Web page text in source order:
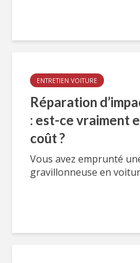
ENTRETIEN VOITURE
Réparation
: est-ce vraiment
coût ?
Vous avez emprunté
gravillonneuse en